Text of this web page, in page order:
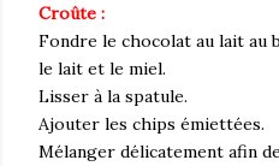
Croûte :
Fondre le chocolat au lait au
le lait et le miel.
Lisser à la spatule.
Ajouter les chips émiettées.
Mélanger délicatement afin